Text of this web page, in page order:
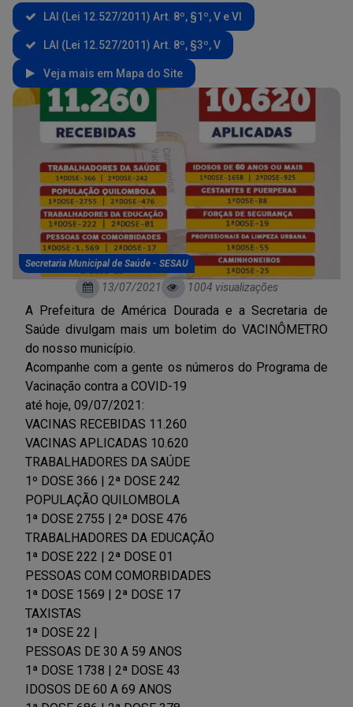
LAI (Lei 12.527/2011) Art. 8º, §1º, V e VI
LAI (Lei 12.527/2011) Art. 8º, §3º, V
Veja mais em Mapa do Site
Secretaria Municipal de Saúde - SESAU
13/07/2021 1004 visualizações
A Prefeitura de América Dourada e a Secretaria de
Saúde divulgam mais um boletim do VACINÔMETRO
do nosso município.
Acompanhe com a gente os números do Programa de
Vacinação contra a COVID-19
até hoje, 09/07/2021:
VACINAS RECEBIDAS 11.260
VACINAS APLICADAS 10.620
TRABALHADORES DA SAÚDE
1º DOSE 366 | 2ª DOSE 242
POPULAÇÃO QUILOMBOLA
1ª DOSE 2755 | 2ª DOSE 476
TRABALHADORES DA EDUCAÇÃO
1ª DOSE 222 | 2ª DOSE 01
PESSOAS COM COMORBIDADES
1ª DOSE 1569 | 2ª DOSE 17
TAXISTAS
1ª DOSE 22 |
PESSOAS DE 30 A 59 ANOS
1ª DOSE 1738 | 2ª DOSE 43
IDOSOS DE 60 A 69 ANOS